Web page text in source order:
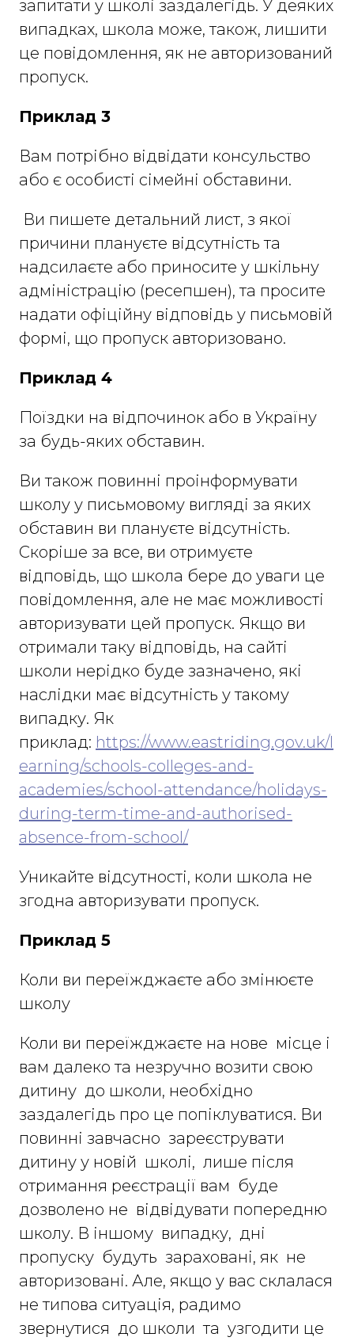
запитати у школі заздалегідь. У деяких
випадках, школа може, також, лишити
це повідомлення, як не авторизований
пропуск.
Приклад 3
Вам потрібно відвідати консульство
або є особисті сімейні обставини.
Ви пишете детальний лист, з якої
причини плануєте відсутність та
надсилаєте або приносите у шкільну
адміністрацію (ресепшен), та просите
надати офіційну відповідь у письмовій
формі, що пропуск авторизовано.
Приклад 4
Поїздки на відпочинок або в Україну
за будь-яких обставин.
Ви також повинні проінформувати
школу у письмовому вигляді за яких
обставин ви плануєте відсутність.
Скоріше за все, ви отримуєте
відповідь, що школа бере до уваги це
повідомлення, але не має можливості
авторизувати цей пропуск. Якщо ви
отримали таку відповідь, на сайті
школи нерідко буде зазначено, які
наслідки має відсутність у тaкому
випадку. Як
приклад: https://www.eastriding.gov.uk/l
earning/schools-colleges-and-
academies/school-attendance/holidays-
during-term-time-and-authorised-
absence-from-school/
Уникайте відсутності, коли школа не
згодна авторизувати пропуск.
Приклад 5
Коли ви переїжджаєте або змінюєте
школу
Коли ви переїжджаєте на нове місце і
вам далеко та незручно возити свою
дитину до школи, необхідно
заздалегідь про це попіклуватися. Ви
повинні завчасно зареєструвати
дитину у новій школі, лише після
отримання реєстрації вам буде
дозволено не відвідувати попередню
школу. В іншому випадку, дні
пропуску будуть зараховані, як не
авторизовані. Але, якщо у вас склалася
не типова ситуація, радимо
звернутися до школи та узгодити це